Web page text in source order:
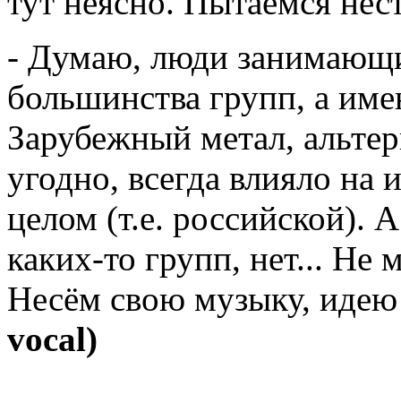
- Думаю, люди
большинства групп, а
Зарубежный метал,
угодно, всегда влияло
целом (т.е. российской).
каких-то групп, нет... Не
Несём свою музыку,
vocal)